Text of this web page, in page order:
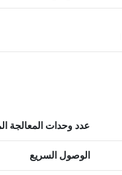
عدد وحدات المعالجة
الوصول السريع